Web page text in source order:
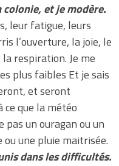
et je modère.
leur fatigue, leurs
l’ouverture, la joie, le
respiration. Je me
plus faibles Et je sais
et seront
ce que la météo
pas un ouragan ou un
ou une pluie maitrisée.
dans les difficultés.